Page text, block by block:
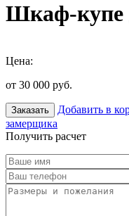
Шкаф-купе
Цена:
от 30 000 руб.
Заказать Добавить в
замерщика
Получить расчет